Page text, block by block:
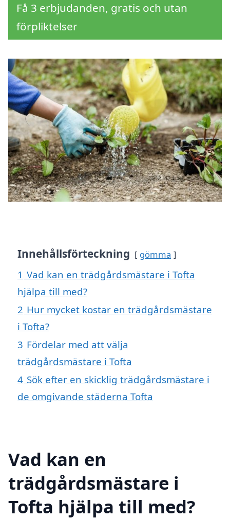
Få 3 erbjudanden, gratis och utan
förpliktelser
Innehållsförteckning gömma
1 Vad kan en trädgårdsmästare i Tofta
hjälpa till med?
2 Hur mycket kostar en trädgårdsmästare
i Tofta?
3 Fördelar med att välja
trädgårdsmästare i Tofta
4 Sök efter en skicklig trädgårdsmästare i
de omgivande städerna Tofta
Vad kan en
trädgårdsmästare i
Tofta hjälpa till med?